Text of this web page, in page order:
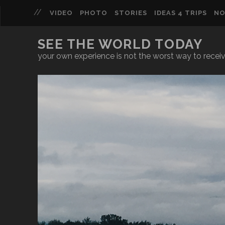
VIDEO PHOTO STORIES IDEAS 4 TRIPS
SEE THE WORLD TODAY
your own experience is not the worst way to